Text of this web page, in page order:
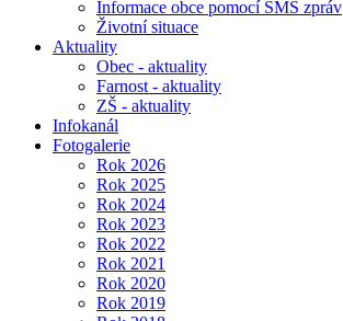
Informace obce pomocí SMS zpráv
Životní situace
Aktuality
Obec - aktuality
Farnost - aktuality
ZŠ - aktuality
Infokanál
Fotogalerie
Rok 2026
Rok 2025
Rok 2024
Rok 2023
Rok 2022
Rok 2021
Rok 2020
Rok 2019